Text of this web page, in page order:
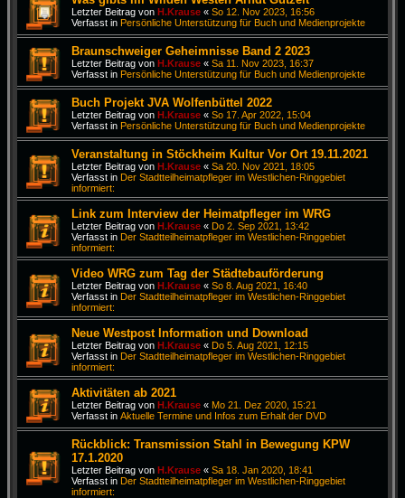
Letzter Beitrag von H.Krause « So 12. Nov 2023, 16:56
Verfasst in Persönliche Unterstützung für Buch und Medienprojekte
Braunschweiger Geheimnisse Band 2 2023
Letzter Beitrag von H.Krause « Sa 11. Nov 2023, 16:37
Verfasst in Persönliche Unterstützung für Buch und Medienprojekte
Buch Projekt JVA Wolfenbüttel 2022
Letzter Beitrag von H.Krause « So 17. Apr 2022, 15:04
Verfasst in Persönliche Unterstützung für Buch und Medienprojekte
Veranstaltung in Stöckheim Kultur Vor Ort 19.11.2021
Letzter Beitrag von H.Krause « Sa 20. Nov 2021, 18:05
Verfasst in Der Stadtteilheimatpfleger im Westlichen-Ringgebiet
informiert:
Link zum Interview der Heimatpfleger im WRG
Letzter Beitrag von H.Krause « Do 2. Sep 2021, 13:42
Verfasst in Der Stadtteilheimatpfleger im Westlichen-Ringgebiet
informiert:
Video WRG zum Tag der Städtebauförderung
Letzter Beitrag von H.Krause « So 8. Aug 2021, 16:40
Verfasst in Der Stadtteilheimatpfleger im Westlichen-Ringgebiet
informiert:
Neue Westpost Information und Download
Letzter Beitrag von H.Krause « Do 5. Aug 2021, 12:15
Verfasst in Der Stadtteilheimatpfleger im Westlichen-Ringgebiet
informiert:
Aktivitäten ab 2021
Letzter Beitrag von H.Krause « Mo 21. Dez 2020, 15:21
Verfasst in Aktuelle Termine und Infos zum Erhalt der DVD
Rückblick: Transmission Stahl in Bewegung KPW
17.1.2020
Letzter Beitrag von H.Krause « Sa 18. Jan 2020, 18:41
Verfasst in Der Stadtteilheimatpfleger im Westlichen-Ringgebiet
informiert: